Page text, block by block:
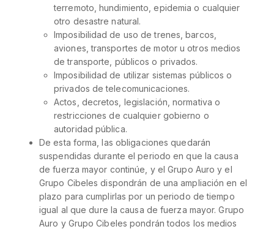
terremoto, hundimiento, epidemia o cualquier
otro desastre natural.
Imposibilidad de uso de trenes, barcos,
aviones, transportes de motor u otros medios
de transporte, públicos o privados.
Imposibilidad de utilizar sistemas públicos o
privados de telecomunicaciones.
Actos, decretos, legislación, normativa o
restricciones de cualquier gobierno o
autoridad pública.
De esta forma, las obligaciones quedarán
suspendidas durante el periodo en que la causa
de fuerza mayor continúe, y el Grupo Auro y el
Grupo Cibeles dispondrán de una ampliación en el
plazo para cumplirlas por un periodo de tiempo
igual al que dure la causa de fuerza mayor. Grupo
Auro y Grupo Cibeles pondrán todos los medios